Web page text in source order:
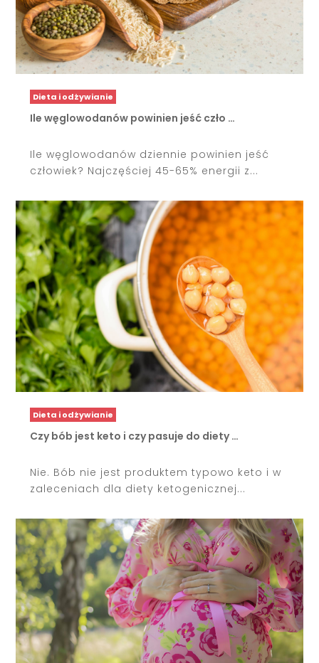
Dieta i odżywianie
Ile węglowodanów powinien jeść czło …
Ile węglowodanów dziennie powinien jeść
człowiek? Najczęściej 45-65% energii z...
Dieta i odżywianie
Czy bób jest keto i czy pasuje do diety …
Nie. Bób nie jest produktem typowo keto i w
zaleceniach dla diety ketogenicznej...